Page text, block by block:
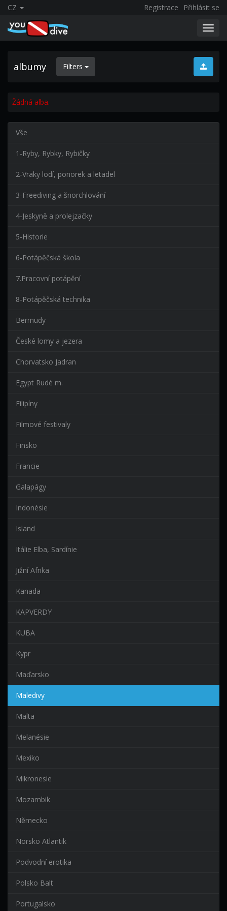
CZ Registrace Přihlásit se
albumy Filters
Žádná alba.
Vše
1-Ryby, Rybky, Rybičky
2-Vraky lodí, ponorek a letadel
3-Freediving a šnorchlování
4-Jeskyně a prolejzačky
5-Historie
6-Potápěčská škola
7.Pracovní potápění
8-Potápěčská technika
Bermudy
České lomy a jezera
Chorvatsko Jadran
Egypt Rudé m.
Filipíny
Filmové festivaly
Finsko
Francie
Galapágy
Indonésie
Island
Itálie Elba, Sardínie
Jižní Afrika
Kanada
KAPVERDY
KUBA
Kypr
Maďarsko
Maledivy
Malta
Melanésie
Mexiko
Mikronesie
Mozambik
Německo
Norsko Atlantik
Podvodní erotika
Polsko Balt
Portugalsko